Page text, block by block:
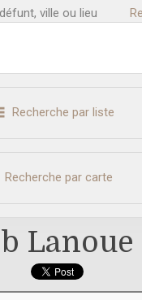
ville ou lieu
Recherche par liste
Recherche par carte
Lanoue